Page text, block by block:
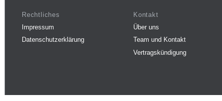
Rechtliches
Impressum
Datenschutzerklärung
Kontakt
Über uns
Team und Kontakt
Vertragskündigung